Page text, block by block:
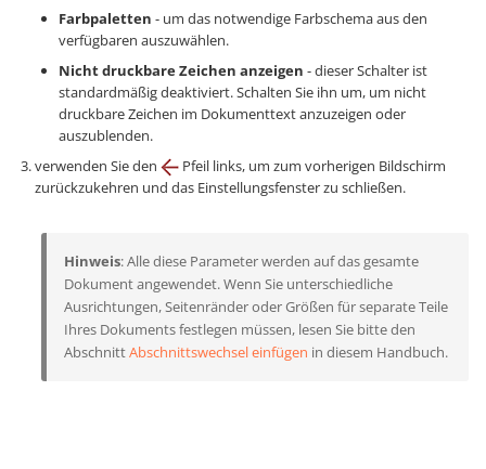
Farbpaletten - um das notwendige Farbschema aus den
verfügbaren auszuwählen.
Nicht druckbare Zeichen anzeigen - dieser Schalter ist
standardmäßig deaktiviert. Schalten Sie ihn um, um nicht
druckbare Zeichen im Dokumenttext anzuzeigen oder
auszublenden.
verwenden Sie den
Pfeil links, um zum vorherigen Bildschirm
zurückzukehren und das Einstellungsfenster zu schließen.
Hinweis: Alle diese Parameter werden auf das gesamte
Dokument angewendet. Wenn Sie unterschiedliche
Ausrichtungen, Seitenränder oder Größen für separate Teile
Ihres Dokuments festlegen müssen, lesen Sie bitte den
AbschnittAbschnittswechsel einfügen in diesem Handbuch.